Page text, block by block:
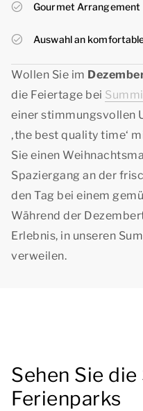
Gourmet Arrangement
Auswahl an
Wollen Sie im
die Feiertage bei
einer stimmungsvollen
‚the best quality time‘
Sie einen
Spaziergang an der
den Tag bei einem
Während der
Erlebnis, in unseren
verweilen.
Sehen Sie
Ferienparks